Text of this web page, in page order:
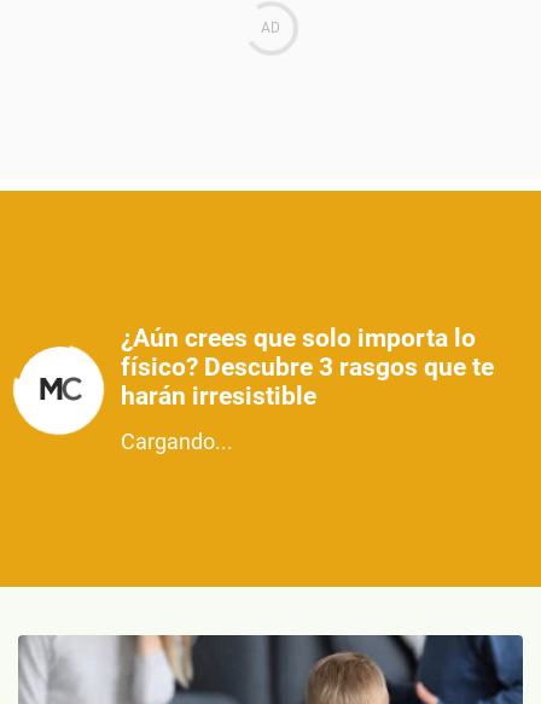
¿Aún crees que solo importa lo
físico? Descubre 3 rasgos que te
harán irresistible
Cargando...